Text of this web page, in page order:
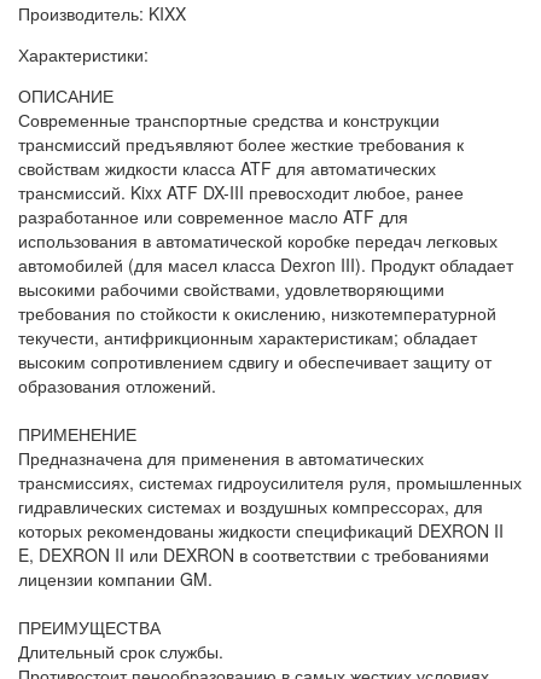
Производитель: KIXX
Характеристики:
ОПИСАНИЕ
Современные транспортные средства и конструкции
трансмиссий предъявляют более жесткие требования к
свойствам жидкости класса ATF для автоматических
трансмиссий. Kixx ATF DX-III превосходит любое, ранее
разработанное или современное масло ATF для
использования в автоматической коробке передач легковых
автомобилей (для масел класса Dexron III). Продукт обладает
высокими рабочими свойствами, удовлетворяющими
требования по стойкости к окислению, низкотемпературной
текучести, антифрикционным характеристикам; обладает
высоким сопротивлением сдвигу и обеспечивает защиту от
образования отложений.
ПРИМЕНЕНИЕ
Предназначена для применения в автоматических
трансмиссиях, системах гидроусилителя руля, промышленных
гидравлических системах и воздушных компрессорах, для
которых рекомендованы жидкости спецификаций DEXRON II
E, DEXRON II или DEXRON в соответствии с требованиями
лицензии компании GM.
ПРЕИМУЩЕСТВА
Длительный срок службы.